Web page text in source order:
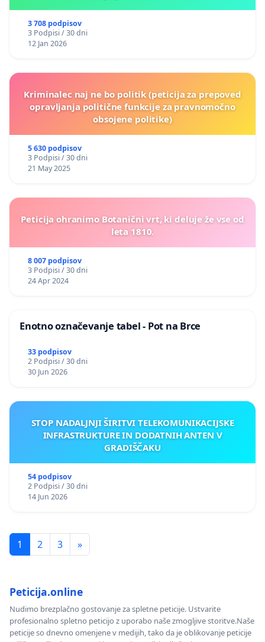
3 708 podpisov
3 Podpisi / 30 dni
12 Jan 2026
Kriminalec naj ne bo politik (peticija za prepoved
opravljanja politične funkcije za pravnomočno
obsojene politike)
5 630 podpisov
3 Podpisi / 30 dni
21 May 2025
Peticija ohranimo Botanični vrt, ki deluje že vse od
leta 1810.
8 007 podpisov
3 Podpisi / 30 dni
24 Apr 2024
Enotno označevanje tabel - Pot na Brce
33 podpisov
2 Podpisi / 30 dni
30 Jun 2026
STOP NADALJNJI ŠIRITVI TELEKOMUNIKACIJSKE
INFRASTRUKTURE IN DODATNIH ANTEN V
GRADIŠČAKU
54 podpisov
2 Podpisi / 30 dni
14 Jun 2026
1 2 3 »
Peticija.online
Nudimo brezplačno gostovanje za spletne peticije. Ustvarite
profesionalno spletno peticijo z uporabo naše zmogljive storitve.Naše
peticije so dnevno omenjene v medijih, tako da je oblikovanje peticije